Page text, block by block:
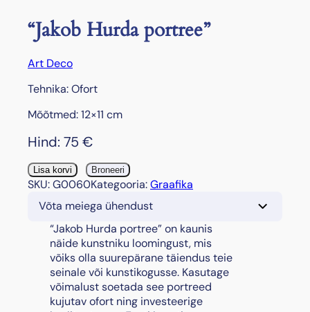
“Jakob Hurda portree”
Art Deco
Tehnika: Ofort
Mõõtmed: 12×11 cm
Hind: 75 €
"
J
Lisa korvi Broneeri
SKU:G0060Kategooria:Graafika
Võta meiega ühendust
“Jakob Hurda portree” on kaunis
näide kunstniku loomingust, mis
võiks olla suurepärane täiendus teie
seinale või kunstikogusse. Kasutage
võimalust soetada see portreed
kujutav ofort ning investeerige